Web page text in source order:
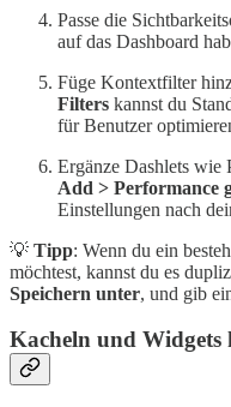
Passe die
auf das Dashboard
Füge Kontextfilter
Filters kannst du
für Benutzer
Ergänze Dashlets wie
Add > Performance
Einstellungen nach
💡 Tipp: Wenn du ein
möchtest, kannst du es
Speichern unter, und gib
Kacheln und Widgets